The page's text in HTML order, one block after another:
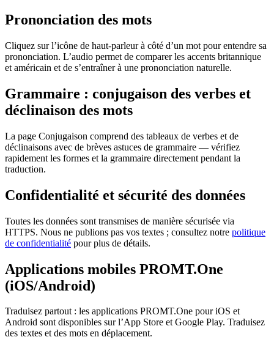
Prononciation des mots
Cliquez sur l’icône de haut-parleur à côté d’un mot pour entendre sa
prononciation. L’audio permet de comparer les accents britannique
et américain et de s’entraîner à une prononciation naturelle.
Grammaire : conjugaison des verbes et
déclinaison des mots
La page Conjugaison comprend des tableaux de verbes et de
déclinaisons avec de brèves astuces de grammaire — vérifiez
rapidement les formes et la grammaire directement pendant la
traduction.
Confidentialité et sécurité des données
Toutes les données sont transmises de manière sécurisée via
HTTPS. Nous ne publions pas vos textes ; consultez notre politique
de confidentialité pour plus de détails.
Applications mobiles PROMT.One
(iOS/Android)
Traduisez partout : les applications PROMT.One pour iOS et
Android sont disponibles sur l’App Store et Google Play. Traduisez
des textes et des mots en déplacement.